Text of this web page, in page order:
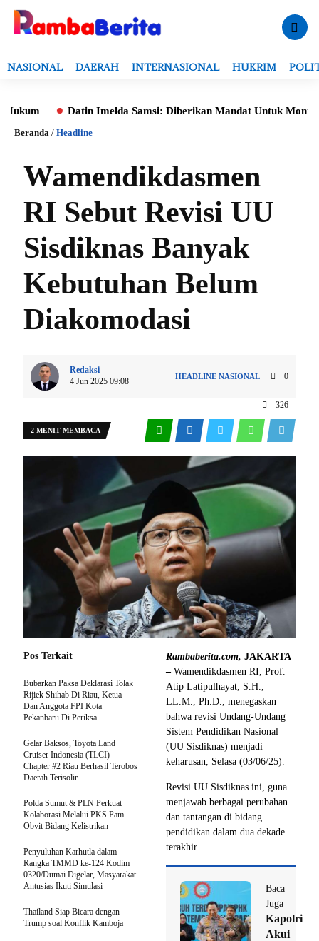
NASIONAL DAERAH INTERNASIONAL HUKRIM
Datin Imelda Samsi: Diberikan Mandat Untuk Monitoring
Beranda / Headline
Wamendikdasmen
RI Sebut Revisi UU
Sisdiknas Banyak
Kebutuhan Belum
Diakomodasi
Redaksi
4 Jun 2025 09:08
HEADLINE NASIONAL 0
326
2 MENIT MEMBACA
Rambaberita.com, JAKARTA
– Wamendikdasmen RI, Prof.
Atip Latipulhayat, S.H.,
LL.M., Ph.D., menegaskan
bahwa revisi Undang-Undang
Sistem Pendidikan Nasional
(UU Sisdiknas) menjadi
keharusan, Selasa (03/06/25).
Revisi UU Sisdiknas ini, guna
menjawab berbagai perubahan
dan tantangan di bidang
pendidikan dalam dua dekade
terakhir.
Baca
Juga
Kapolri
Akui
Pos Terkait
Bubarkan Paksa Deklarasi Tolak
Rijiek Shihab Di Riau, Ketua
Dan Anggota FPI Kota
Pekanbaru Di Periksa.
Gelar Baksos, Toyota Land
Cruiser Indonesia (TLCI)
Chapter #2 Riau Berhasil Terobos
Daerah Terisolir
Polda Sumut & PLN Perkuat
Kolaborasi Melalui PKS Pam
Obvit Bidang Kelistrikan
Penyuluhan Karhutla dalam
Rangka TMMD ke-124 Kodim
0320/Dumai Digelar, Masyarakat
Antusias Ikuti Simulasi
Thailand Siap Bicara dengan
Trump soal Konflik Kamboja